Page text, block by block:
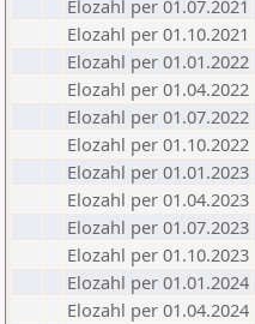
Elozahl per 01.07.2021
Elozahl per 01.10.2021
Elozahl per 01.01.2022
Elozahl per 01.04.2022
Elozahl per 01.07.2022
Elozahl per 01.10.2022
Elozahl per 01.01.2023
Elozahl per 01.04.2023
Elozahl per 01.07.2023
Elozahl per 01.10.2023
Elozahl per 01.01.2024
Elozahl per 01.04.2024